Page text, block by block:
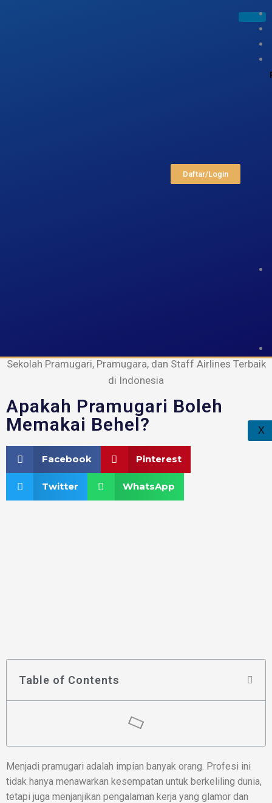
Daftar/Login
X
Sekolah Pramugari, Pramugara, dan Staff Airlines Terbaik
di Indonesia
Apakah Pramugari Boleh
Memakai Behel?
Facebook Pinterest
Twitter WhatsApp
Table of Contents
Menjadi pramugari adalah impian banyak orang. Profesi ini
tidak hanya menawarkan kesempatan untuk berkeliling dunia,
tetapi juga menjanjikan pengalaman kerja yang glamor dan